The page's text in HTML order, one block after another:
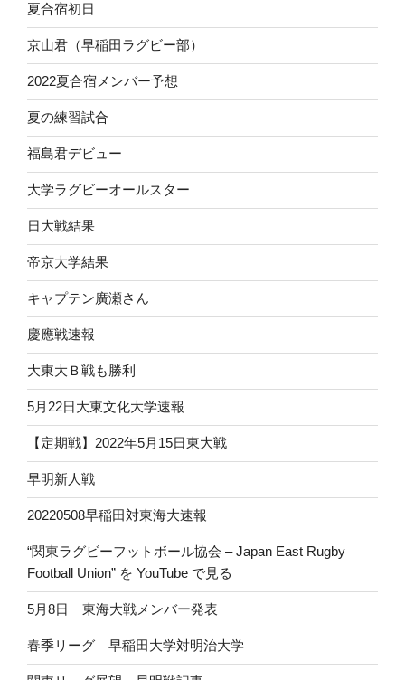
夏合宿初日
京山君（早稲田ラグビー部）
2022夏合宿メンバー予想
夏の練習試合
福島君デビュー
大学ラグビーオールスター
日大戦結果
帝京大学結果
キャプテン廣瀬さん
慶應戦速報
大東大Ｂ戦も勝利
5月22日大東文化大学速報
【定期戦】2022年5月15日東大戦
早明新人戦
20220508早稲田対東海大速報
“関東ラグビーフットボール協会 – Japan East Rugby
Football Union” を YouTube で見る
5月8日 東海大戦メンバー発表
春季リーグ 早稲田大学対明治大学